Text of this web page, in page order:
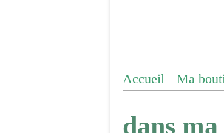
Accueil Ma
dans